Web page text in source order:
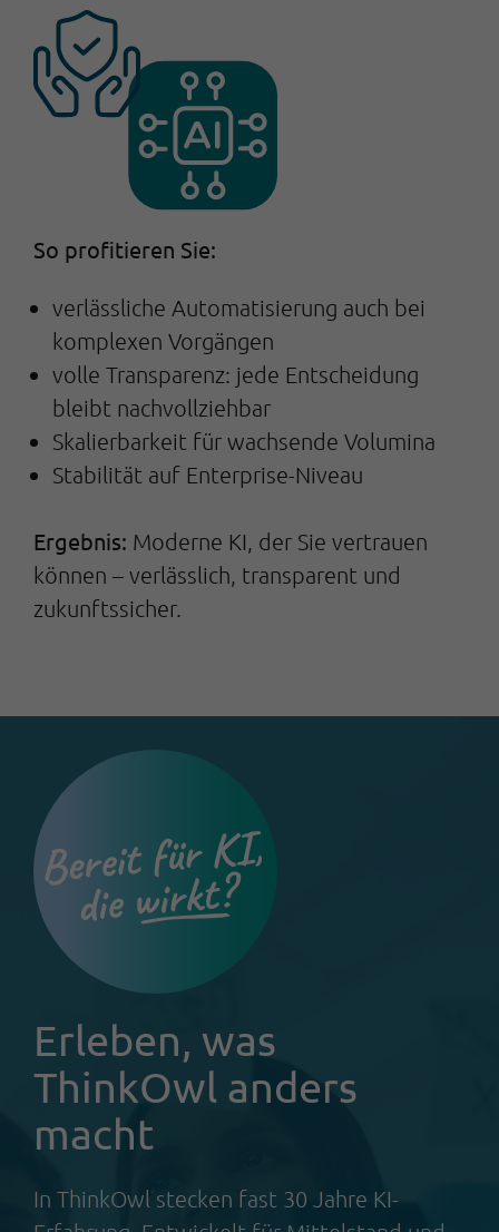
So profitieren Sie:
verlässliche Automatisierung auch bei
komplexen Vorgängen
volle Transparenz: jede Entscheidung
bleibt nachvollziehbar
Skalierbarkeit für wachsende Volumina
Stabilität auf Enterprise-Niveau
Ergebnis: Moderne KI, der Sie vertrauen
können – verlässlich, transparent und
zukunftssicher.
Erleben, was
ThinkOwl anders
macht
In ThinkOwl stecken fast 30 Jahre KI-